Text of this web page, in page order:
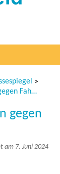
>
Autofahrer protestieren gegen Fahrradstraße
gegen
am 7. Juni 2024